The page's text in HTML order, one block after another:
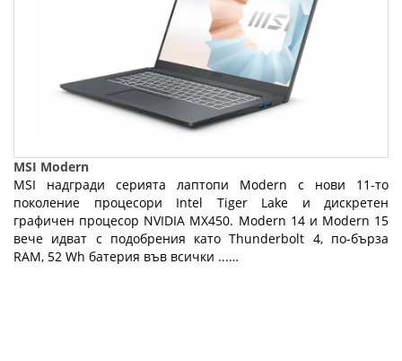
MSI Modern
MSI надгради серията лаптопи Modern с нови 11-то
поколение процесори Intel Tiger Lake и дискретен
графичен процесор NVIDIA MX450. Modern 14 и Modern 15
вече идват с подобрения като Thunderbolt 4, по-бърза
RAM, 52 Wh батерия във всички ...…